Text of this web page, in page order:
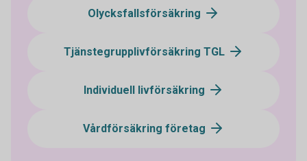
Olycksfallsförsäkring
Tjänstegrupplivförsäkring TGL
Individuell livförsäkring
Vårdförsäkring företag